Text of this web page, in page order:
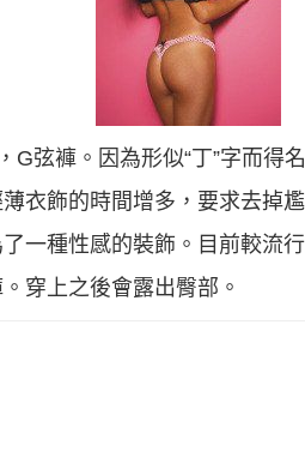
G弦褲。因為形似“丁”字而得
衣飾的時間增多，要求去掉
一種性感的裝飾。目前較流
穿上之後會露出臀部。